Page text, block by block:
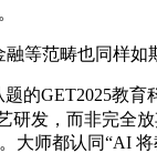
范畴也同样如
GET2025教育
发，而非完全放
师都认同“AI